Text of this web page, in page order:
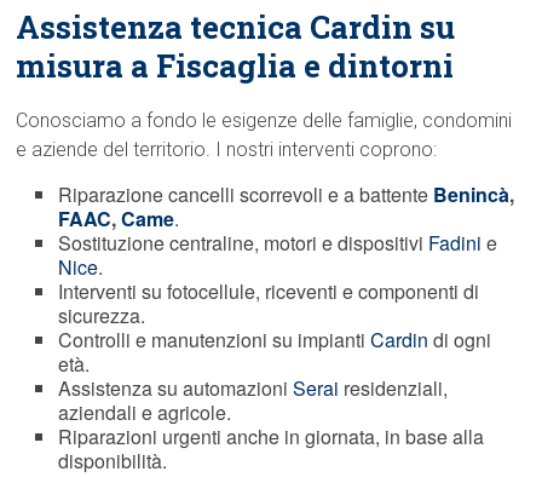
Assistenza tecnica Cardin su
misura a Fiscaglia e dintorni
Conosciamo a fondo le esigenze delle famiglie, condomini
e aziende del territorio. I nostri interventi coprono:
Riparazione cancelli scorrevoli e a battente Benincà,
FAAC,Came.
Sostituzione centraline, motori e dispositivi Fadini e
Nice.
Interventi su fotocellule, riceventi e componenti di
sicurezza.
Controlli e manutenzioni su impiantiCardin di ogni
età.
Assistenza su automazioniSerai residenziali,
aziendali e agricole.
Riparazioni urgenti anche in giornata, in base alla
disponibilità.